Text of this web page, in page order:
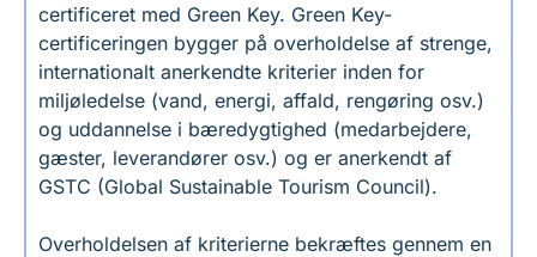
certificeret med Green Key. Green Key-
certificeringen bygger på overholdelse af strenge,
internationalt anerkendte kriterier inden for
miljøledelse (vand, energi, affald, rengøring osv.)
og uddannelse i bæredygtighed (medarbejdere,
gæster, leverandører osv.) og er anerkendt af
GSTC (Global Sustainable Tourism Council).
Overholdelsen af kriterierne bekræftes gennem en